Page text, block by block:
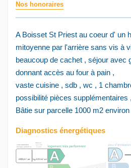
Nos honoraires
A Boisset St Priest au coeur d' un
mitoyenne par l'arrière sans vis à
beaucoup de cachet , séjour avec
donnant accès au four à pain ,
vaste cuisine , sdb , wc , 1
possibilité pièces supplémentaires
Bâtie sur parcelle 1000 m2 environ
Diagnostics énergétiques